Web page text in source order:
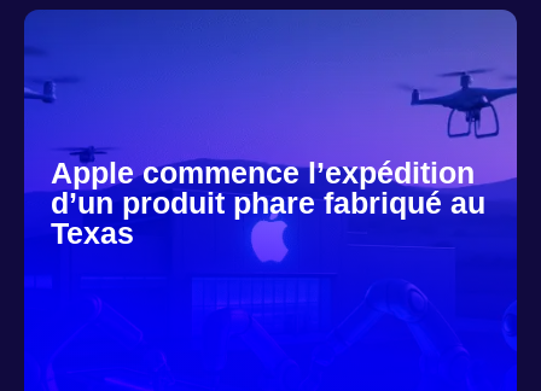
Apple commence l’expédition
d’un produit phare fabriqué au
Texas